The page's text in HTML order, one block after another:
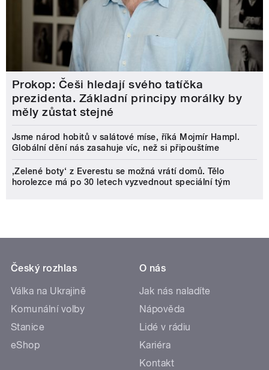
Prokop: Češi hledají svého tatíčka
prezidenta. Základní principy morálky by
měly zůstat stejné
Jsme národ hobitů v salátové míse, říká Mojmír Hampl.
Globální dění nás zasahuje víc, než si připouštíme
‚Zelené boty‘ z Everestu se možná vrátí domů. Tělo
horolezce má po 30 letech vyzvednout speciální tým
Český rozhlas
Válka na Ukrajině
Komunální volby
Stanice
eShop
O nás
Jak nás naladíte
Nápověda
Lidé v rádiu
Kariéra
Kontakt